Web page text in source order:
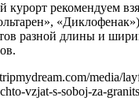
рекомендуем
разной длины и
media/
vzjat-s-soboj-za-